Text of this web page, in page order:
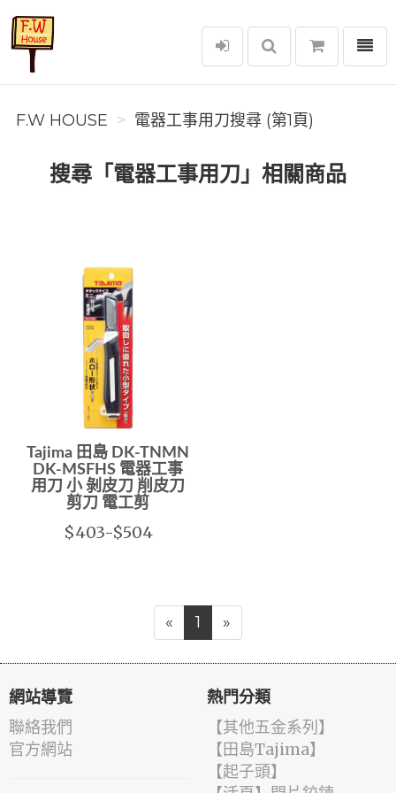
F.W House
選單
F.W HOUSE 電器工事用刀搜尋 (第1頁)
搜尋「電器工事用刀」相關商品
Tajima 田島 DK-TNMN
DK-MSFHS 電器工事
用刀 小 剝皮刀 削皮刀
剪刀 電工剪
$403-$504
« 1 »
網站導覽
聯絡我們
官方網站
熱門分類
【其他五金系列】
【田島Tajima】
【起子頭】